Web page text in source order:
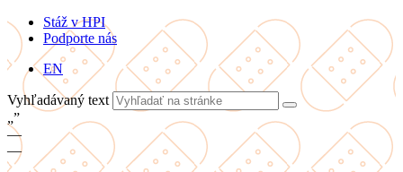
Stáž v HPI
Podporte nás
EN
Vyhľadávaný text
„”
—
—